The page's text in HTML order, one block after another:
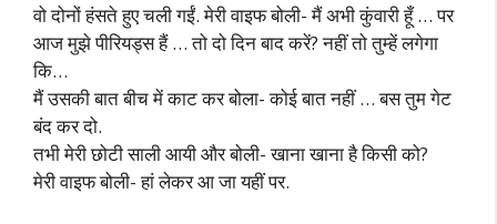
वो दोनों हंसते हुए चली गईं. मेरी वाइफ बोली- मैं अभी कुंवारी हूँ … पर
आज मुझे पीरियड्स हैं … तो दो दिन बाद करें? नहीं तो तुम्हें लगेगा
कि…
मैं उसकी बात बीच में काट कर बोला- कोई बात नहीं … बस तुम गेट
बंद कर दो.
तभी मेरी छोटी साली आयी और बोली- खाना खाना है किसी को?
मेरी वाइफ बोली- हां लेकर आ जा यहीं पर.